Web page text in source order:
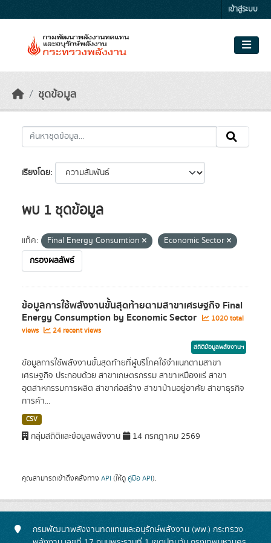
เข้าสู่ระบบ
ชุดข้อมูล
เรียงโดย
พบ 1 ชุดข้อมูล
แท็ค: Final Energy Consumtion
Economic Sector
กรองผลลัพธ์
ข้อมูลการใช้พลังงานขั้นสุดท้ายตามสาขาเศรษฐกิจ Final
Energy Consumption by Economic Sector
1020 total
views
24 recent views
สถิติข้อมูลพลังงานฯ
ข้อมูลการใช้พลังงานขั้นสุดท้ายที่ผู้บริโภคใช้จำแนกตามสาขา
เศรษฐกิจ ประกอบด้วย สาขาเกษตรกรรม สาขาเหมืองแร่ สาขา
อุตสาหกรรมการผลิต สาขาก่อสร้าง สาขาบ้านอยู่อาศัย สาขาธุรกิจ
การค้า...
CSV
กลุ่มสถิติและข้อมูลพลังงาน 14 กรกฎาคม 2569
คุณสามารถเข้าถึงคลังทาง API (ให้ดู คู่มือ API).
กรมพัฒนาพลังงานทดแทนและอนุรักษ์พลังงาน (พพ.) กระทรวง